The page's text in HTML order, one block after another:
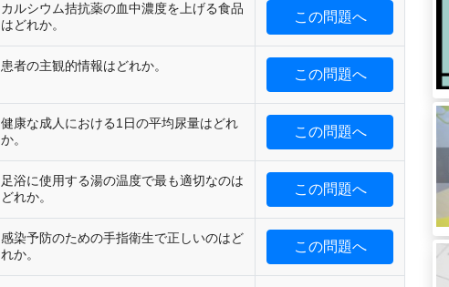
カルシウム拮抗薬の血中濃度を上げる食品
はどれか。
この問題へ
患者の主観的情報はどれか。
この問題へ
健康な成人における1日の平均尿量はどれ
か。
この問題へ
足浴に使用する湯の温度で最も適切なのは
どれか。
この問題へ
感染予防のための手指衛生で正しいのはど
れか。
この問題へ